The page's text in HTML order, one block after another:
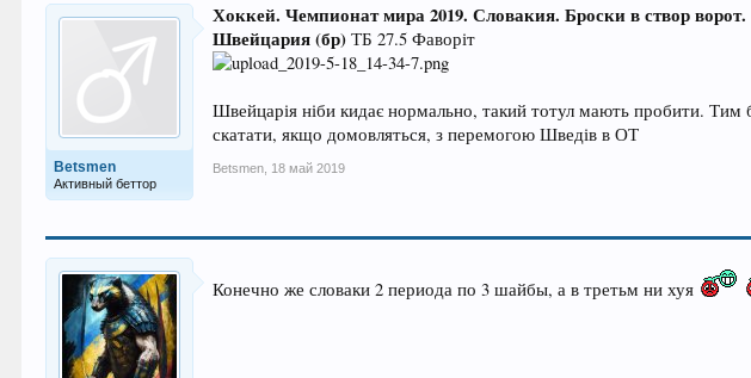
Betsmen
Активный беттор
Хоккей. Чемпионат мира 2019. Словакия. Броски в створ ворот.
Швейцария (бр) ТБ 27.5 Фаворіт
Швейцарія ніби кидає нормально, такий тотул мають пробити.
скатати, якщо домовляться, з перемогою Шведів в ОТ
Betsmen 18 май 2019
Конечно же словаки 2 периода по 3 шайбы, а в третьм ни хуя